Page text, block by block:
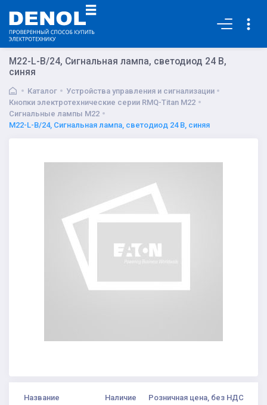
M22-L-B/24, Сигнальная лампа, светодиод 24 В,
синяя
Каталог
Устройства управления и сигнализации
Кнопки электротехнические серии RMQ-Titan M22
Сигнальные лампы M22
M22-L-B/24, Сигнальная лампа, светодиод 24 В, синяя
Название Наличие Розничная цена, без НДС